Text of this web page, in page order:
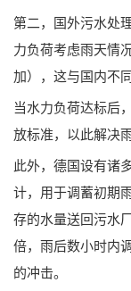
第二，国外污水处
力负荷考虑雨天情
加），这与国内不
当水力负荷达标后
放标准，以此解决
此外，德国设有诸
计，用于调蓄初期
存的水量送回污水
倍，雨后数小时内
的冲击。